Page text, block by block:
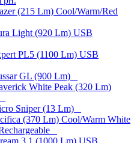
(215 Lm) Cool/Warm/Red
Light (920 Lm) USB
PL5 (1100 Lm) USB
GL (900 Lm)
White Peak (320 Lm)
Sniper (13 Lm)
(370 Lm) Cool/Warm White